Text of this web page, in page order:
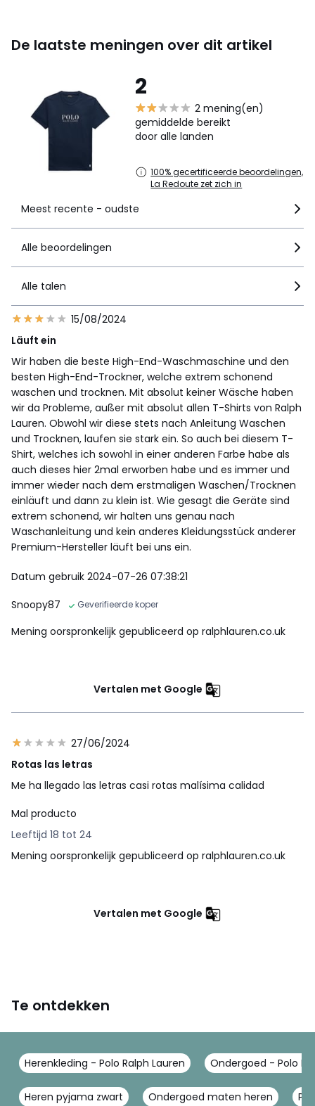
De laatste meningen over dit artikel
2
2 mening(en)
gemiddelde bereikt
door alle landen
100% gecertificeerde beoordelingen,
La Redoute zet zich in
Meest recente - oudste
Alle beoordelingen
Alle talen
15/08/2024
Läuft ein
Wir haben die beste High-End-Waschmaschine und den
besten High-End-Trockner, welche extrem schonend
waschen und trocknen. Mit absolut keiner Wäsche haben
wir da Probleme, außer mit absolut allen T-Shirts von Ralph
Lauren. Obwohl wir diese stets nach Anleitung Waschen
und Trocknen, laufen sie stark ein. So auch bei diesem T-
Shirt, welches ich sowohl in einer anderen Farbe habe als
auch dieses hier 2mal erworben habe und es immer und
immer wieder nach dem erstmaligen Waschen/Trocknen
einläuft und dann zu klein ist. Wie gesagt die Geräte sind
extrem schonend, wir halten uns genau nach
Waschanleitung und kein anderes Kleidungsstück anderer
Premium-Hersteller läuft bei uns ein.
Datum gebruik 2024-07-26 07:38:21
Snoopy87
Geverifieerde koper
Mening oorspronkelijk gepubliceerd op ralphlauren.co.uk
Vertalen met Google
27/06/2024
Rotas las letras
Me ha llegado las letras casi rotas malísima calidad
Mal producto
Leeftijd 18 tot 24
Mening oorspronkelijk gepubliceerd op ralphlauren.co.uk
Vertalen met Google
Te ontdekken
Herenkleding - Polo Ralph Lauren Ondergoed - Polo
Heren pyjama zwart Ondergoed maten heren